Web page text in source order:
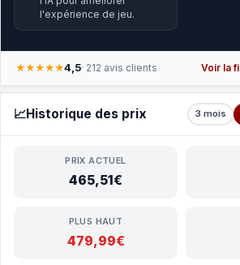
l'expérience de jeu.
★★★★★4,5· 212 avis clients Voir la
📈Historique des prix 3 mois
PRIX ACTUEL
465,51€
PLUS HAUT
479,99€